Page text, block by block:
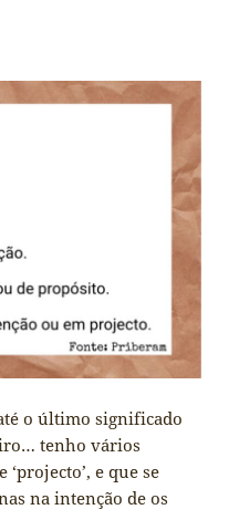
o último significado
tenho vários
e que se
na intenção de os